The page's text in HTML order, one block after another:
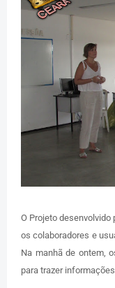
O Projeto
os colaboradores e
Na manhã de ontem,
para trazer